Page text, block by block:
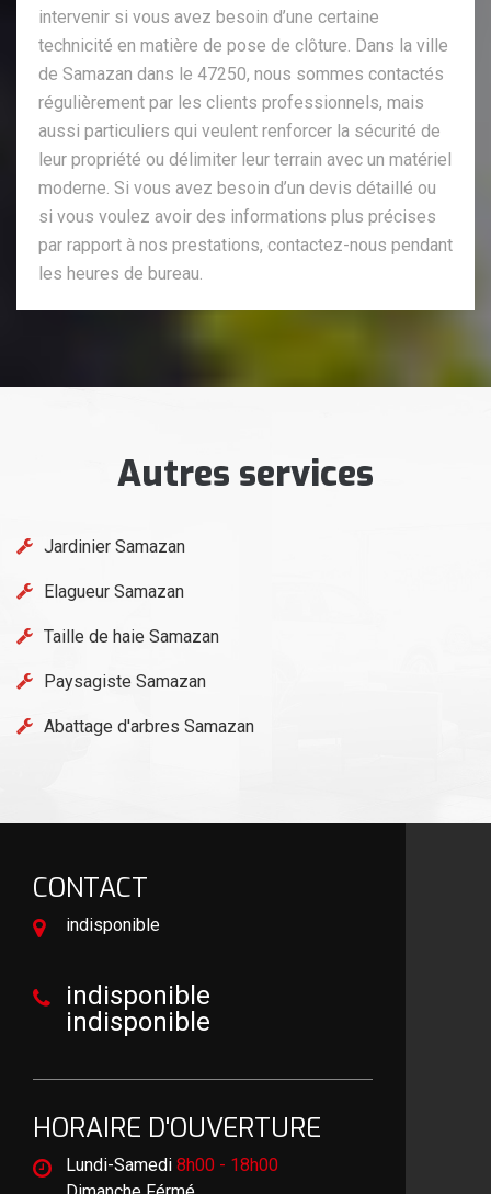
intervenir si vous avez besoin d’une certaine
technicité en matière de pose de clôture. Dans la ville
de Samazan dans le 47250, nous sommes contactés
régulièrement par les clients professionnels, mais
aussi particuliers qui veulent renforcer la sécurité de
leur propriété ou délimiter leur terrain avec un matériel
moderne. Si vous avez besoin d’un devis détaillé ou
si vous voulez avoir des informations plus précises
par rapport à nos prestations, contactez-nous pendant
les heures de bureau.
Autres services
Jardinier Samazan
Elagueur Samazan
Taille de haie Samazan
Paysagiste Samazan
Abattage d'arbres Samazan
CONTACT
indisponible
indisponible
indisponible
HORAIRE D'OUVERTURE
Lundi-Samedi 8h00 - 18h00